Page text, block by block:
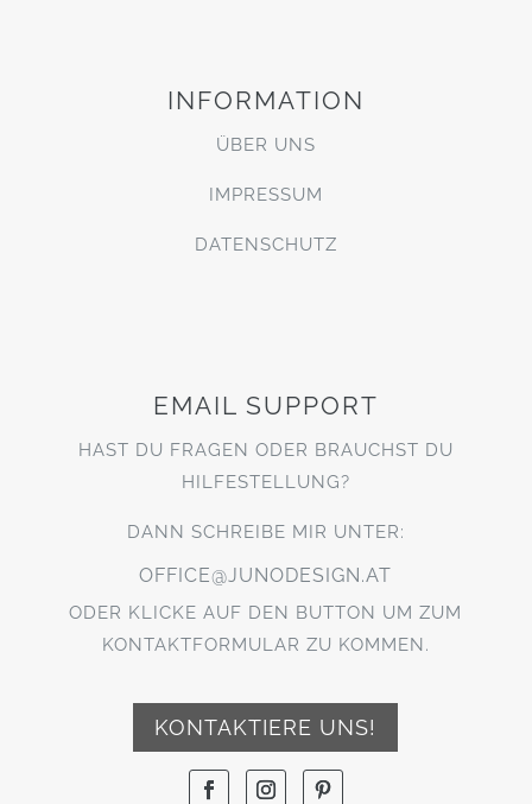
INFORMATION
ÜBER UNS
IMPRESSUM
DATENSCHUTZ
EMAIL SUPPORT
HAST DU FRAGEN ODER BRAUCHST DU
HILFESTELLUNG?
DANN SCHREIBE MIR UNTER:
OFFICE@JUNODESIGN.AT
ODER KLICKE AUF DEN BUTTON UM ZUM
KONTAKTFORMULAR ZU KOMMEN.
KONTAKTIERE UNS!